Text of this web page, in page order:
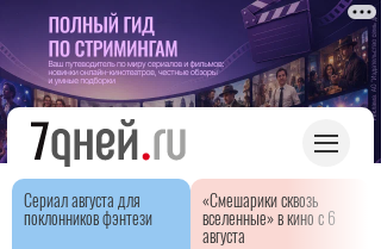
Сериал августа для
поклонников фэнтези
«Смешарики сквозь
вселенные» в кино с 6
августа